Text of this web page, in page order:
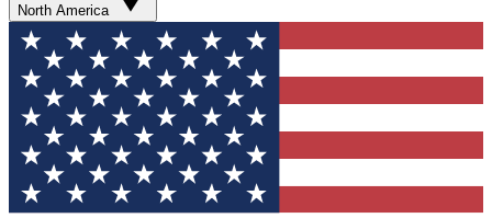
North America